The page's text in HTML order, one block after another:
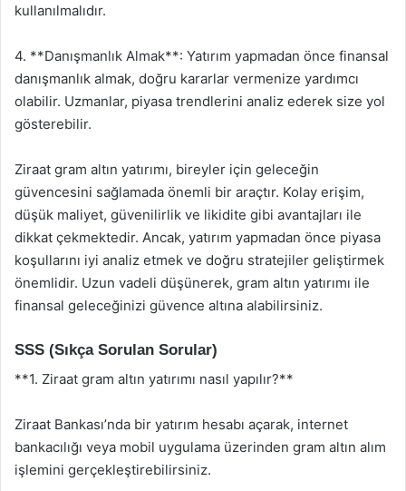
kullanılmalıdır.
4. **Danışmanlık Almak**: Yatırım yapmadan önce finansal
danışmanlık almak, doğru kararlar vermenize yardımcı
olabilir. Uzmanlar, piyasa trendlerini analiz ederek size yol
gösterebilir.
Ziraat gram altın yatırımı, bireyler için geleceğin
güvencesini sağlamada önemli bir araçtır. Kolay erişim,
düşük maliyet, güvenilirlik ve likidite gibi avantajları ile
dikkat çekmektedir. Ancak, yatırım yapmadan önce piyasa
koşullarını iyi analiz etmek ve doğru stratejiler geliştirmek
önemlidir. Uzun vadeli düşünerek, gram altın yatırımı ile
finansal geleceğinizi güvence altına alabilirsiniz.
SSS (Sıkça Sorulan Sorular)
**1. Ziraat gram altın yatırımı nasıl yapılır?**
Ziraat Bankası’nda bir yatırım hesabı açarak, internet
bankacılığı veya mobil uygulama üzerinden gram altın alım
işlemini gerçekleştirebilirsiniz.